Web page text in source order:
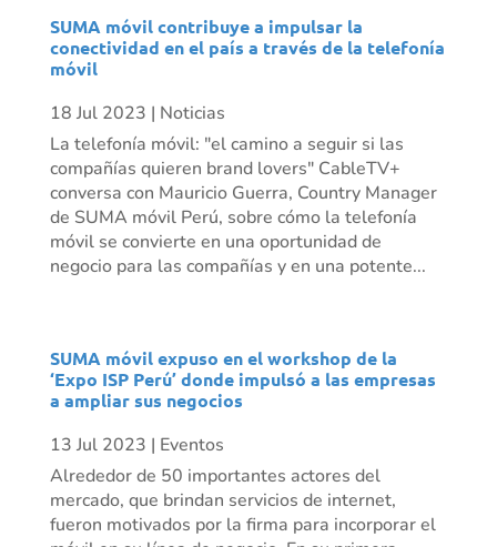
SUMA móvil contribuye a impulsar la
conectividad en el país a través de la telefonía
móvil
18 Jul 2023 | Noticias
La telefonía móvil: "el camino a seguir si las
compañías quieren brand lovers" CableTV+
conversa con Mauricio Guerra, Country Manager
de SUMA móvil Perú, sobre cómo la telefonía
móvil se convierte en una oportunidad de
negocio para las compañías y en una potente...
SUMA móvil expuso en el workshop de la
‘Expo ISP Perú’ donde impulsó a las empresas
a ampliar sus negocios
13 Jul 2023 | Eventos
Alrededor de 50 importantes actores del
mercado, que brindan servicios de internet,
fueron motivados por la firma para incorporar el